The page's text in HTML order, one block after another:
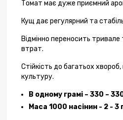
Томат має дуже приємний
Кущ дає регулярний та
Відмінно переносить
втрат.
Стійкість до багатьох
культуру.
В одному грамі – 330 –
Маса 1000 насінин - 2 - 3